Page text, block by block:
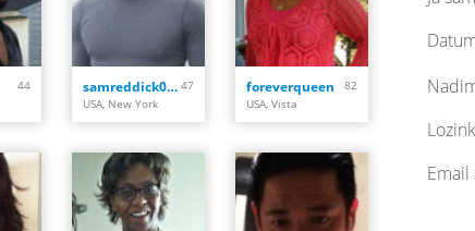
44
samreddick020 47
USA, New York
foreverqueen
82
USA, Vista
Email